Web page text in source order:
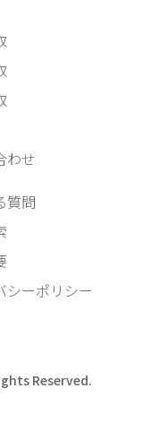
わせ
質問
シーポリシー
Reserved.